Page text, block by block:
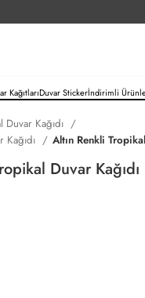
KağıtlarıDuvar Stickerİndirimli
Duvar Kağıdı
Kağıdı
Altın Renkli
Duvar Kağıdı